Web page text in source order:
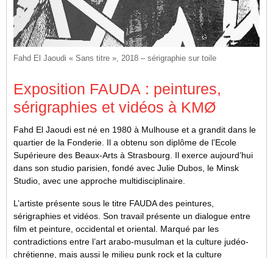
Fahd El Jaoudi « Sans titre », 2018 – sérigraphie sur toile
Exposition FAUDA : peintures,
sérigraphies et vidéos à KMØ
Fahd El Jaoudi est né en 1980 à Mulhouse et a grandit dans le
quartier de la Fonderie. Il a obtenu son diplôme de l’Ecole
Supérieure des Beaux-Arts à Strasbourg. Il exerce aujourd’hui
dans son studio parisien, fondé avec Julie Dubos, le Minsk
Studio, avec une approche multidisciplinaire.
L’artiste présente sous le titre FAUDA des peintures,
sérigraphies et vidéos. Son travail présente un dialogue entre
film et peinture, occidental et oriental. Marqué par les
contradictions entre l’art arabo-musulman et la culture judéo-
chrétienne, mais aussi le milieu punk rock et la culture